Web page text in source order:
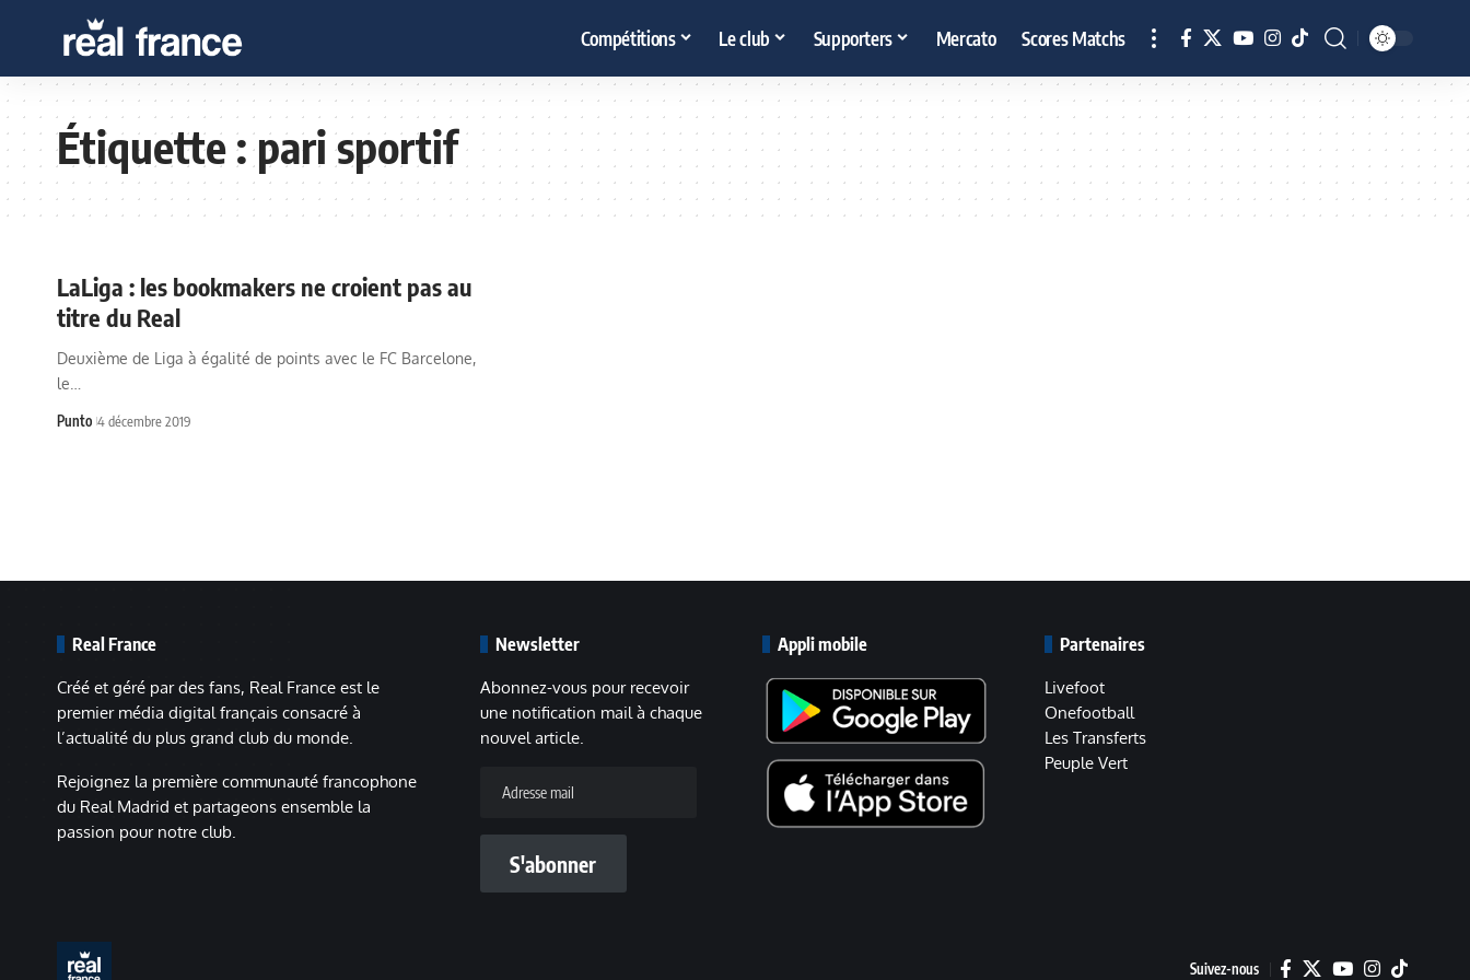
Compétitions Le club Supporters Mercato Scores Matchs
Étiquette :pari sportif
LaLiga : les bookmakers ne croient pas au
titre du Real
Deuxième de Liga à égalité de points avec le FC Barcelone,
le…
Punto 4 décembre 2019
Real France
Créé et géré par des fans, Real France est le
premier média digital français consacré à
l’actualité du plus grand club du monde.
Rejoignez la première communauté francophone
du Real Madrid et partageons ensemble la
passion pour notre club.
Newsletter
Abonnez-vous pour recevoir
une notification mail à chaque
nouvel article.
mail
S'abonner
Appli mobile Partenaires
Livefoot
Onefootball
Les Transferts
Peuple Vert
Suivez-nous